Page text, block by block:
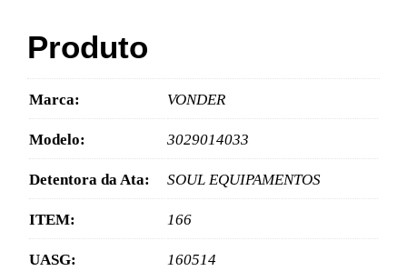
Produto
Marca: VONDER
Modelo: 3029014033
Detentora da Ata: SOUL EQUIPAMENTOS
ITEM: 166
UASG: 160514